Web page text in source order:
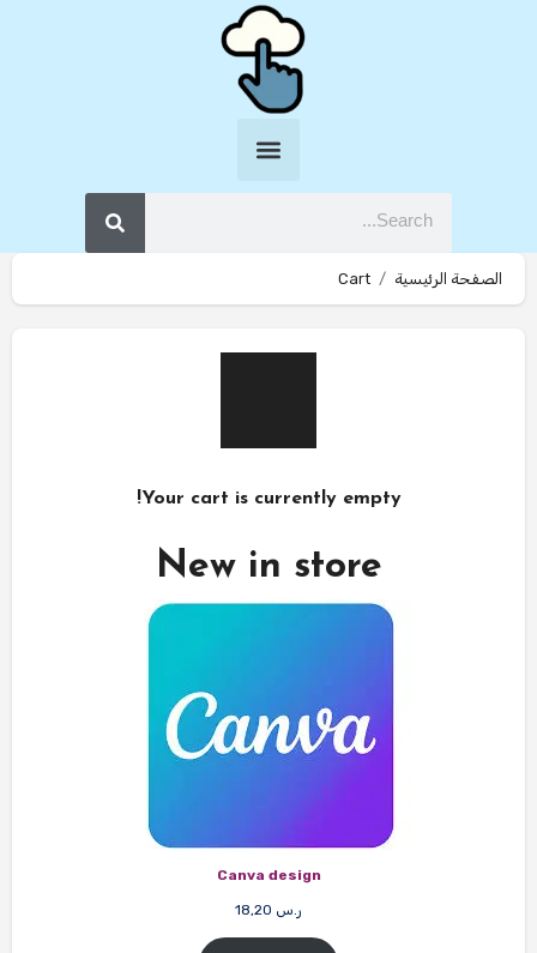
الصفحة الرئيسية Cart
Your cart is currently empty!
New in store
Canva design
ر.س